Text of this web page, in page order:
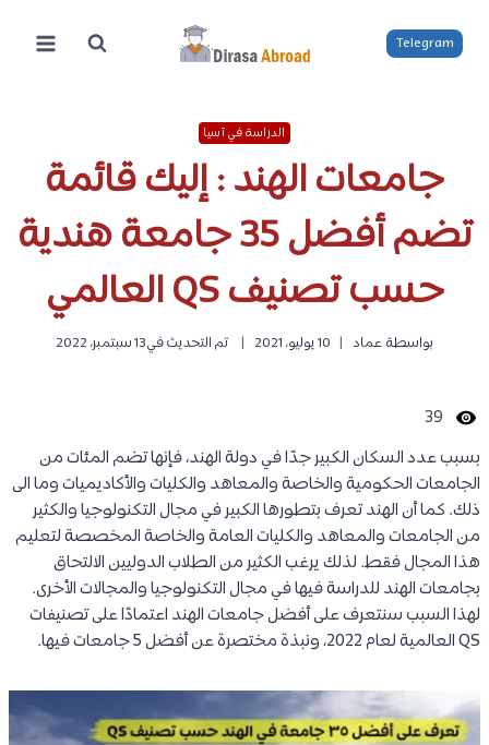
المحتوى
Telegram
الدراسة في آسيا
جامعات الهند : إليك قائمة
تضم أفضل 35 جامعة هندية
حسب تصنيف QS العالمي
بواسطة عماد 10 يوليو، 2021 تم التحديث في13 سبتمبر، 2022
39
بسبب عدد السكان الكبير جدًا في دولة الهند، فإنها تضم المئات من
الجامعات الحكومية والخاصة والمعاهد والكليات والأكاديميات وما الى
ذلك. كما أن الهند تعرف بتطورها الكبير في مجال التكنولوجيا والكثير
من الجامعات والمعاهد والكليات العامة والخاصة المخصصة لتعليم
هذا المجال فقط. لذلك يرغب الكثير من الطلاب الدوليين الالتحاق
بجامعات الهند للدراسة فيها في مجال التكنولوجيا والمجالات الأخرى.
لهذا السبب سنتعرف على أفضل جامعات الهند اعتمادًا على تصنيفات
QS العالمية لعام 2022، ونبذة مختصرة عن أفضل 5 جامعات فيها.